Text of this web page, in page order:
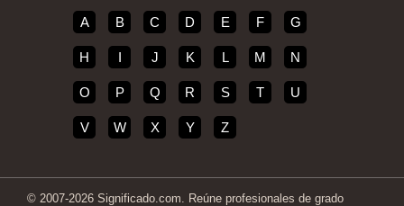
A B C D E F G
H I J K L M N
O P Q R S T U
V W X Y Z
© 2007-2026 Significado.com. Reúne profesionales de grado